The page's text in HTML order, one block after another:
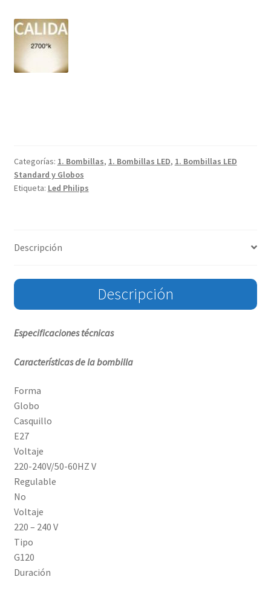
Categorías: 1. Bombillas, 1. Bombillas LED, 1. Bombillas LED
Standard y Globos
Etiqueta: Led Philips
Descripción
Descripción
Especificaciones técnicas
Características de la bombilla
Forma
Globo
Casquillo
E27
Voltaje
220-240V/50-60HZ V
Regulable
No
Voltaje
220 – 240 V
Tipo
G120
Duración